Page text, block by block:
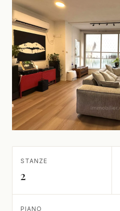
STANZE
2
PIANO